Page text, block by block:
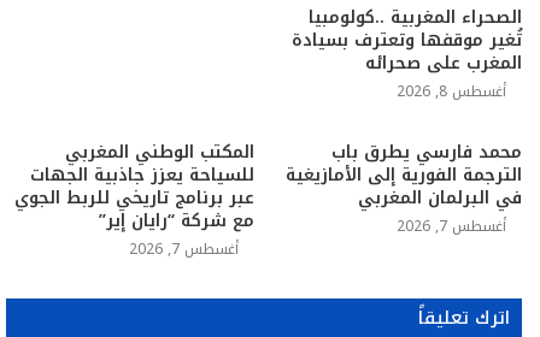
الصحراء المغربية ..كولومبيا
تُغير موقفها وتعترف بسيادة
المغرب على صحرائه
أغسطس 8, 2026
محمد فارسي يطرق باب
الترجمة الفورية إلى الأمازيغية
في البرلمان المغربي
أغسطس 7, 2026
المكتب الوطني المغربي
للسياحة يعزز جاذبية الجهات
عبر برنامج تاريخي للربط الجوي
مع شركة “رايان إير”
أغسطس 7, 2026
اترك تعليقاً